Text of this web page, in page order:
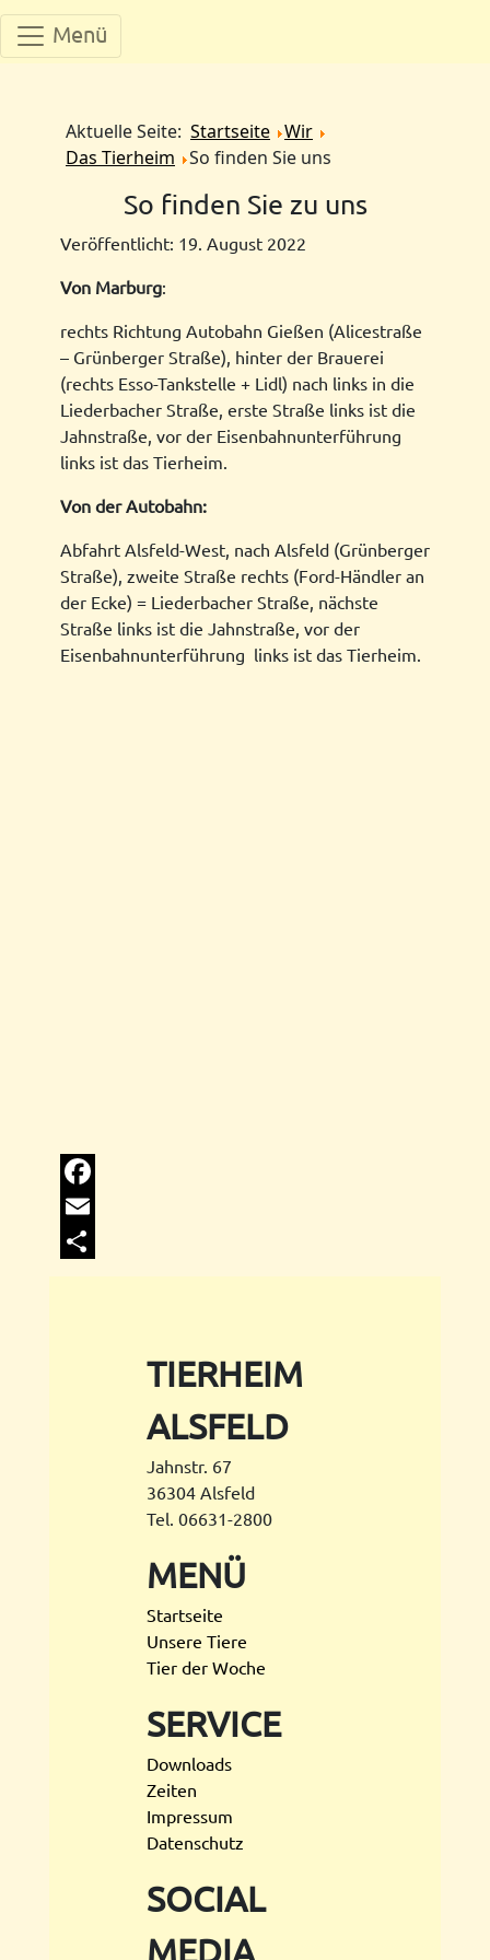
Menü
Aktuelle Seite: Startseite Wir
Das Tierheim
So finden Sie uns
So finden Sie zu uns
Veröffentlicht: 19. August 2022
Von Marburg:
rechts Richtung Autobahn Gießen (Alicestraße
– Grünberger Straße), hinter der Brauerei
(rechts Esso-Tankstelle + Lidl) nach links in die
Liederbacher Straße, erste Straße links ist die
Jahnstraße, vor der Eisenbahnunterführung
links ist das Tierheim.
Von der Autobahn:
Abfahrt Alsfeld-West, nach Alsfeld (Grünberger
Straße), zweite Straße rechts (Ford-Händler an
der Ecke) = Liederbacher Straße, nächste
Straße links ist die Jahnstraße, vor der
Eisenbahnunterführung links ist das Tierheim.
Facebook
Email
TIERHEIM
ALSFELD
Jahnstr. 67
36304 Alsfeld
Tel. 06631-2800
MENÜ
Startseite
Unsere Tiere
Tier der Woche
SERVICE
Downloads
Zeiten
Impressum
Datenschutz
SOCIAL
MEDIA